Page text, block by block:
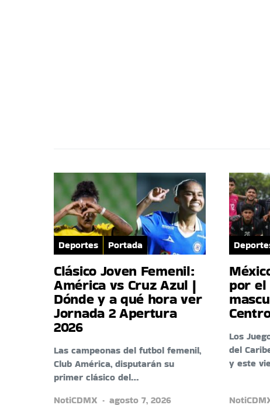
Deportes Portada
Clásico Joven Femenil:
América vs Cruz Azul |
Dónde y a qué hora ver
Jornada 2 Apertura
2026
Las campeonas del futbol femenil,
Club América, disputarán su
primer clásico del…
NotiCDMX
agosto 7, 2026
por
Los
del
y este